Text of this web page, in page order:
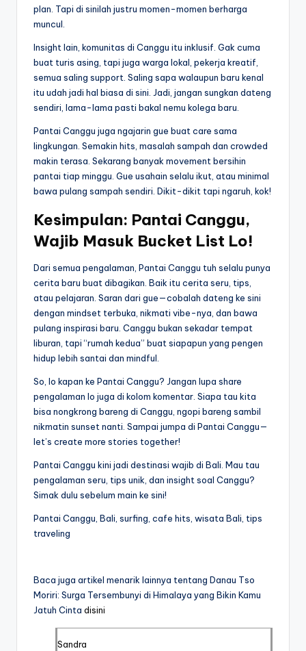
plan. Tapi di sinilah justru momen-momen berharga
muncul.
Insight lain, komunitas di Canggu itu inklusif. Gak cuma
buat turis asing, tapi juga warga lokal, pekerja kreatif,
semua saling support. Saling sapa walaupun baru kenal
itu udah jadi hal biasa di sini. Jadi, jangan sungkan dateng
sendiri, lama-lama pasti bakal nemu kolega baru.
Pantai Canggu juga ngajarin gue buat care sama
lingkungan. Semakin hits, masalah sampah dan crowded
makin terasa. Sekarang banyak movement bersihin
pantai tiap minggu. Gue usahain selalu ikut, atau minimal
bawa pulang sampah sendiri. Dikit-dikit tapi ngaruh, kok!
Kesimpulan: Pantai Canggu,
Wajib Masuk Bucket List Lo!
Dari semua pengalaman, Pantai Canggu tuh selalu punya
cerita baru buat dibagikan. Baik itu cerita seru, tips,
atau pelajaran. Saran dari gue—cobalah dateng ke sini
dengan mindset terbuka, nikmati vibe-nya, dan bawa
pulang inspirasi baru. Canggu bukan sekadar tempat
liburan, tapi “rumah kedua” buat siapapun yang pengen
hidup lebih santai dan mindful.
So, lo kapan ke Pantai Canggu? Jangan lupa share
pengalaman lo juga di kolom komentar. Siapa tau kita
bisa nongkrong bareng di Canggu, ngopi bareng sambil
nikmatin sunset nanti. Sampai jumpa di Pantai Canggu—
let’s create more stories together!
Pantai Canggu kini jadi destinasi wajib di Bali. Mau tau
pengalaman seru, tips unik, dan insight soal Canggu?
Simak dulu sebelum main ke sini!
Pantai Canggu, Bali, surfing, cafe hits, wisata Bali, tips
traveling
Baca juga artikel menarik lainnya tentang Danau Tso
Moriri: Surga Tersembunyi di Himalaya yang Bikin Kamu
Jatuh Cinta disini
Sandra